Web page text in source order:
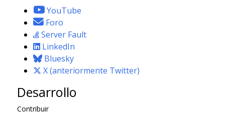
YouTube
Foro
Server Fault
LinkedIn
Bluesky
X (anteriormente Twitter)
Desarrollo
Contribuir